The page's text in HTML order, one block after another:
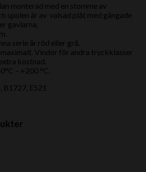
monterad med en stomme av
spolen är av valsad plåt med gängade
gavlarna.
serie är röd eller grå.
Vindor för andra tryckklasser
kostnad.
– +200 °C.
E521